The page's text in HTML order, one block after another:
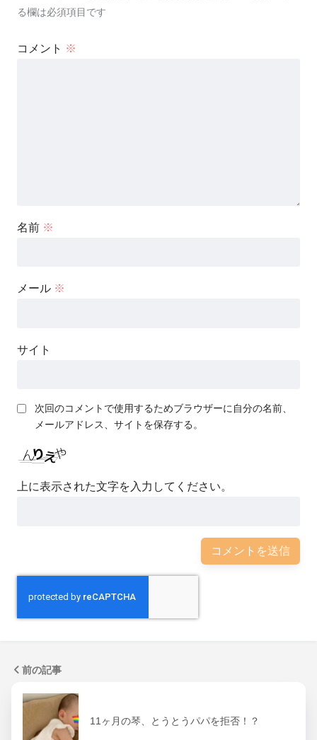
る欄は必須項目です
コメント ※
名前 ※
メール ※
サイト
次回のコメントで使用するためブラウザーに自分の名前、
メールアドレス、サイトを保存する。
上に表示された文字を入力してください。
前の記事
11ヶ月の琴、とうとうパパを拒否！？